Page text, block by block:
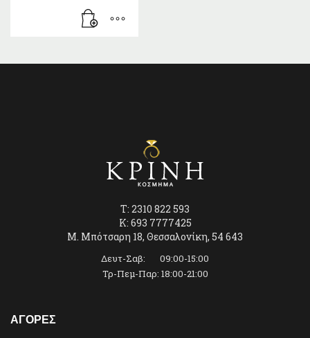
€50,00.
τρέχουσα
T: 2310 822 593
K: 693 7777425
Μ. Μπότσαρη 18, Θεσσαλονίκη, 54 643
Δευτ-Σαβ: 09:00-15:00
Τρ-Πεμ-Παρ: 18:00-21:00
ΑΓΟΡΕΣ